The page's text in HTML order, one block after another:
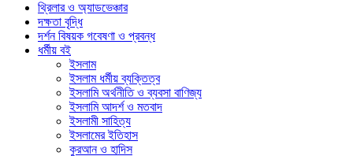
থ্রিলার ও অ্যাডভেঞ্চার
দক্ষতা বৃদ্ধি
দর্শন বিষয়ক গবেষণা ও প্রবন্ধ
ধর্মীয় বই
ইসলাম
ইসলাম ধর্মীয় ব্যক্তিত্ব
ইসলামি অর্থনীতি ও ব্যবসা বাণিজ্য
ইসলামি আদর্শ ও মতবাদ
ইসলামী সাহিত্য
ইসলামের ইতিহাস
কুরআন ও হাদিস